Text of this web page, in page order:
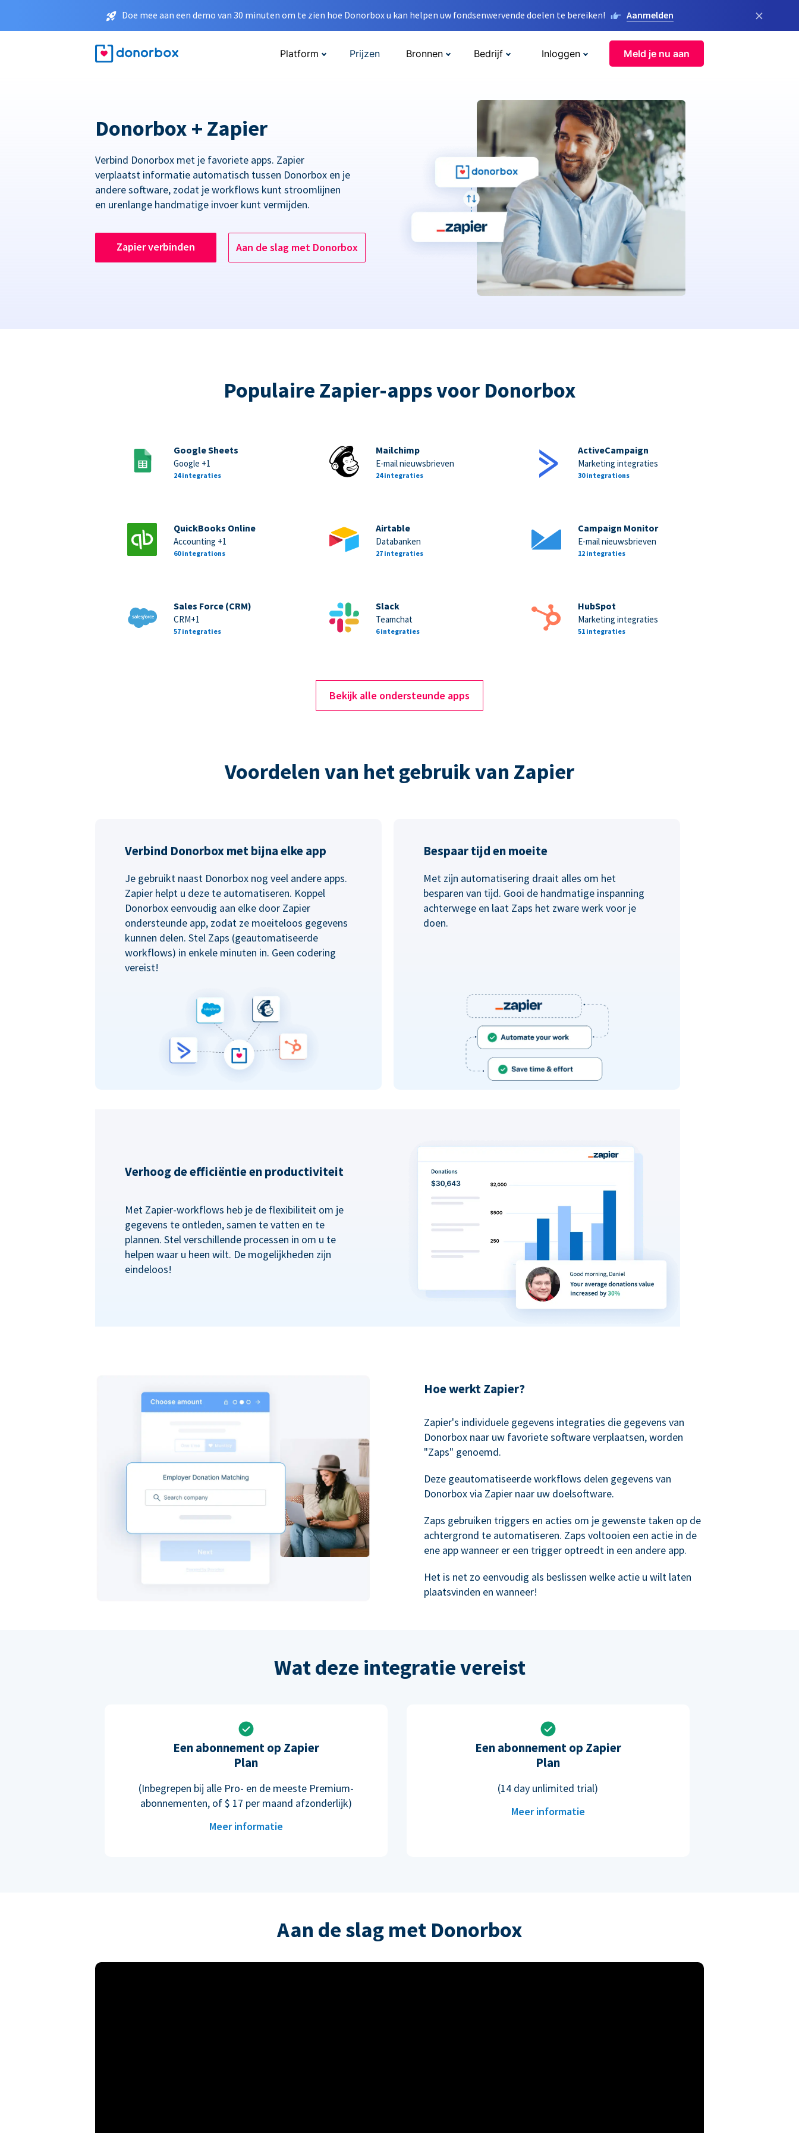
Doe mee aan een demo van 30 minuten om te zien hoe Donorbox u kan helpen uw fondsenwervende doelen te bereiken! Aanmelden ×
Platform Prijzen Bronnen Bedrijf Inloggen Meld je nu aan
Donorbox + Zapier
Verbind Donorbox met je favoriete apps. Zapier
verplaatst informatie automatisch tussen Donorbox en je
andere software, zodat je workflows kunt stroomlijnen
en urenlange handmatige invoer kunt vermijden.
Zapier verbinden Aan de slag met Donorbox
Populaire Zapier-apps voor Donorbox
Google Sheets
Google +1
24 integraties
Mailchimp
E-mail nieuwsbrieven
24 integraties
ActiveCampaign
Marketing integraties
30 integrations
QuickBooks Online
Accounting +1
60 integrations
Airtable
Databanken
27 integraties
Campaign Monitor
E-mail nieuwsbrieven
12 integraties
Sales Force (CRM)
CRM+1
57 integraties
Slack
Teamchat
6 integraties
HubSpot
Marketing integraties
51 integraties
Bekijk alle ondersteunde apps
Voordelen van het gebruik van Zapier
Verbind Donorbox met bijna elke app
Je gebruikt naast Donorbox nog veel andere apps.
Zapier helpt u deze te automatiseren. Koppel
Donorbox eenvoudig aan elke door Zapier
ondersteunde app, zodat ze moeiteloos gegevens
kunnen delen. Stel Zaps (geautomatiseerde
workflows) in enkele minuten in. Geen codering
vereist!
Bespaar tijd en moeite
Met zijn automatisering draait alles om het
besparen van tijd. Gooi de handmatige inspanning
achterwege en laat Zaps het zware werk voor je
doen.
Verhoog de efficiëntie en productiviteit
Met Zapier-workflows heb je de flexibiliteit om je
gegevens te ontleden, samen te vatten en te
plannen. Stel verschillende processen in om u te
helpen waar u heen wilt. De mogelijkheden zijn
eindeloos!
Hoe werkt Zapier?
Zapier's individuele gegevens integraties die gegevens van
Donorbox naar uw favoriete software verplaatsen, worden
"Zaps" genoemd.
Deze geautomatiseerde workflows delen gegevens van
Donorbox via Zapier naar uw doelsoftware.
Zaps gebruiken triggers en acties om je gewenste taken op de
achtergrond te automatiseren. Zaps voltooien een actie in de
ene app wanneer er een trigger optreedt in een andere app.
Het is net zo eenvoudig als beslissen welke actie u wilt laten
plaatsvinden en wanneer!
Wat deze integratie vereist
Een abonnement op Zapier
Plan
(Inbegrepen bij alle Pro- en de meeste Premium-
abonnementen, of $ 17 per maand afzonderlijk)
Meer informatie
Een abonnement op Zapier
Plan
(14 day unlimited trial)
Meer informatie
Aan de slag met Donorbox